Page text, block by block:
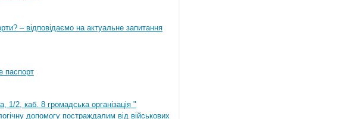
– відповідаємо на актуальне запитання
паспорт
2, каб. 8 громадська організація "
допомогу постраждалим від військових